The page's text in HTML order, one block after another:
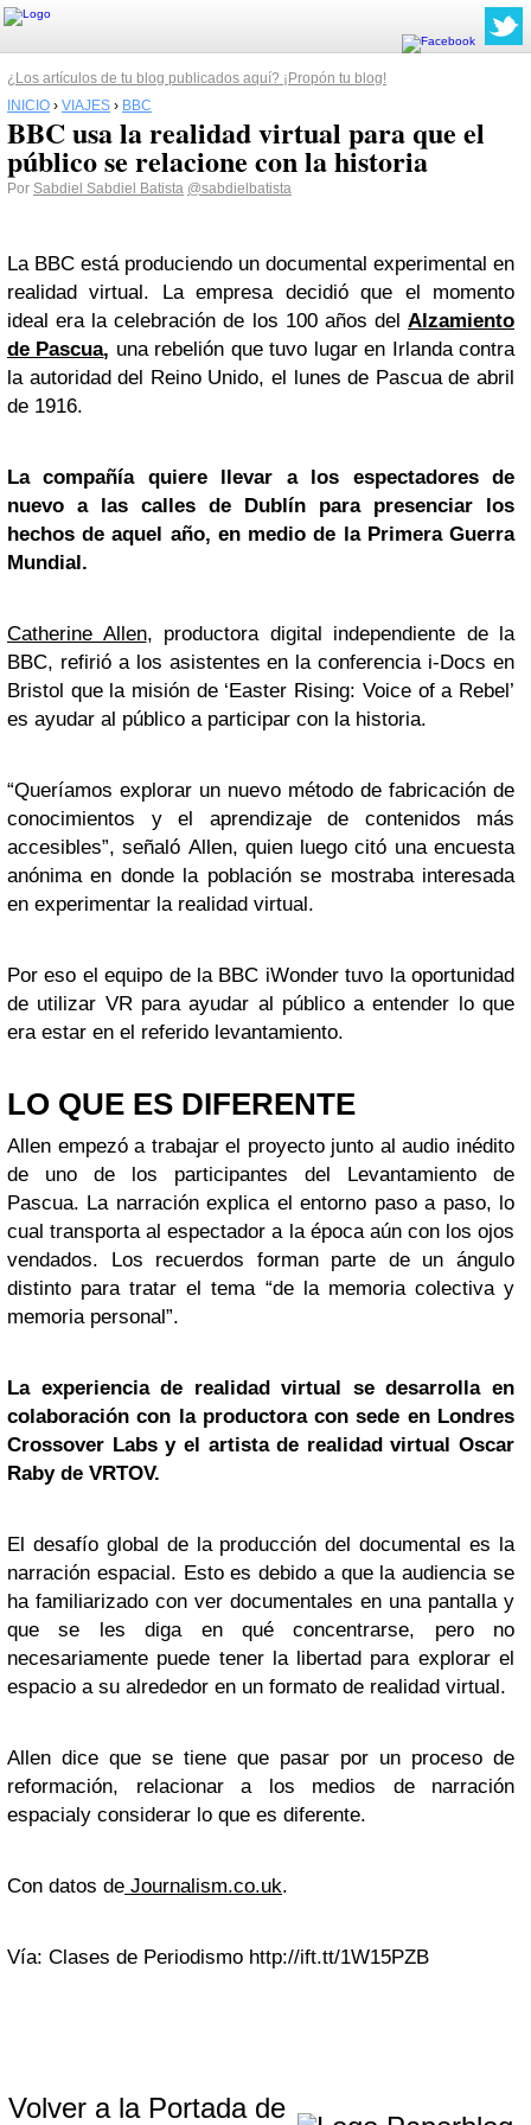
¿Los artículos de tu blog publicados aquí? ¡Propón tu blog!
INICIO › VIAJES › BBC
BBC usa la realidad virtual para que el
público se relacione con la historia
Por Sabdiel Sabdiel Batista @sabdielbatista
La BBC está produciendo un documental experimental en
realidad virtual. La empresa decidió que el momento
ideal era la celebración de los 100 años del Alzamiento
de Pascua, una rebelión que tuvo lugar en Irlanda contra
la autoridad del Reino Unido, el lunes de Pascua de abril
de 1916.
La compañía quiere llevar a los espectadores de
nuevo a las calles de Dublín para presenciar los
hechos de aquel año, en medio de la Primera Guerra
Mundial.
Catherine Allen, productora digital independiente de la
BBC, refirió a los asistentes en la conferencia i-Docs en
Bristol que la misión de ‘Easter Rising: Voice of a Rebel’
es ayudar al público a participar con la historia.
“Queríamos explorar un nuevo método de fabricación de
conocimientos y el aprendizaje de contenidos más
accesibles”, señaló Allen, quien luego citó una encuesta
anónima en donde la población se mostraba interesada
en experimentar la realidad virtual.
Por eso el equipo de la BBC iWonder tuvo la oportunidad
de utilizar VR para ayudar al público a entender lo que
era estar en el referido levantamiento.
LO QUE ES DIFERENTE
Allen empezó a trabajar el proyecto junto al audio inédito
de uno de los participantes del Levantamiento de
Pascua. La narración explica el entorno paso a paso, lo
cual transporta al espectador a la época aún con los ojos
vendados. Los recuerdos forman parte de un ángulo
distinto para tratar el tema “de la memoria colectiva y
memoria personal”.
La experiencia de realidad virtual se desarrolla en
colaboración con la productora con sede en Londres
Crossover Labs y el artista de realidad virtual Oscar
Raby de VRTOV.
El desafío global de la producción del documental es la
narración espacial. Esto es debido a que la audiencia se
ha familiarizado con ver documentales en una pantalla y
que se les diga en qué concentrarse, pero no
necesariamente puede tener la libertad para explorar el
espacio a su alrededor en un formato de realidad virtual.
Allen dice que se tiene que pasar por un proceso de
reformación, relacionar a los medios de narración
espacialy considerar lo que es diferente.
Con datos de Journalism.co.uk.
Vía: Clases de Periodismo http://ift.tt/1W15PZB
Volver a la Portada de